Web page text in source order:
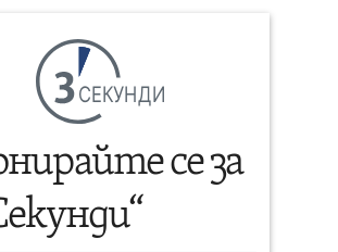
СЕКУНДИ
се за